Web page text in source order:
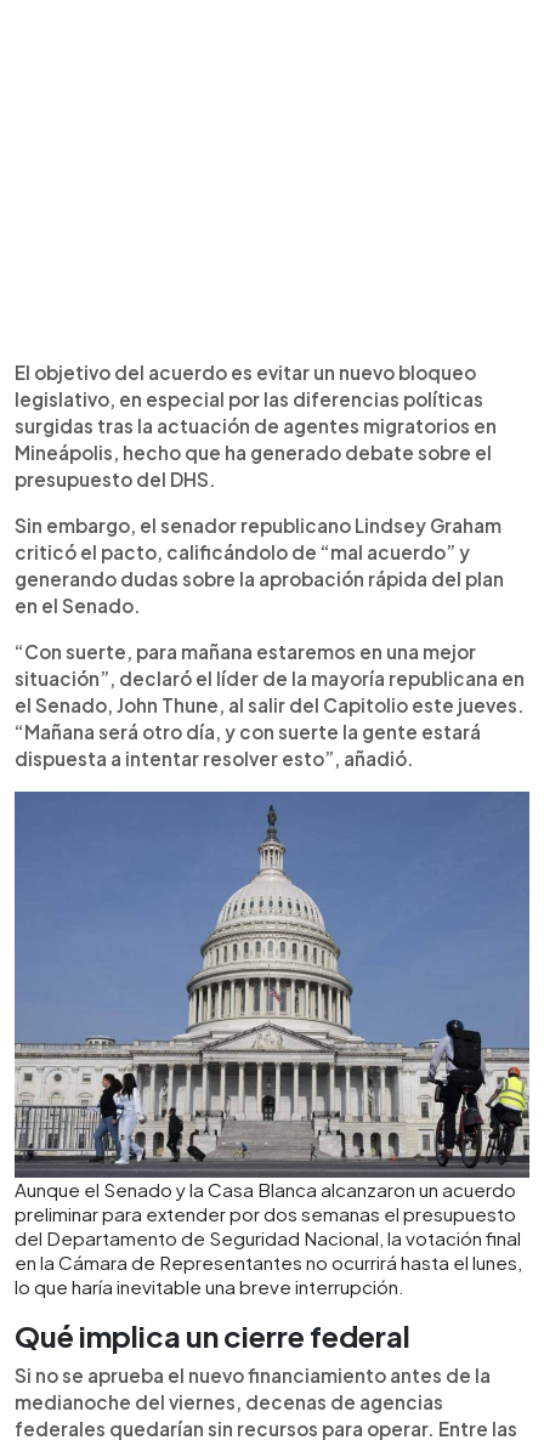
El objetivo del acuerdo es evitar un nuevo bloqueo
legislativo, en especial por las diferencias políticas
surgidas tras la actuación de agentes migratorios en
Mineápolis, hecho que ha generado debate sobre el
presupuesto del DHS.
Sin embargo, el senador republicano Lindsey Graham
criticó el pacto, calificándolo de “mal acuerdo” y
generando dudas sobre la aprobación rápida del plan
en el Senado.
“Con suerte, para mañana estaremos en una mejor
situación”, declaró el líder de la mayoría republicana en
el Senado, John Thune, al salir del Capitolio este jueves.
“Mañana será otro día, y con suerte la gente estará
dispuesta a intentar resolver esto”, añadió.
Aunque el Senado y la Casa Blanca alcanzaron un acuerdo
preliminar para extender por dos semanas el presupuesto
del Departamento de Seguridad Nacional, la votación final
en la Cámara de Representantes no ocurrirá hasta el lunes,
lo que haría inevitable una breve interrupción.
Qué implica un cierre federal
Si no se aprueba el nuevo financiamiento antes de la
medianoche del viernes, decenas de agencias
federales quedarían sin recursos para operar. Entre las